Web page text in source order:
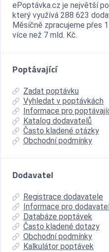
ePoptávka.cz je největší
který využívá 288 623
Měsíčně zpracujeme přes
více než 7 mld. Kč.
Poptávající
Zadat poptávku
Vyhledat v poptávkách
Informace pro
Katalog dodavatelů
Často kladené otázky
Obchodní podmínky
Dodavatel
Registrace dodavatele
Informace pro
Databáze poptávek
Často kladené dotazy
Obchodní podmínky
Kalkulátor poptávek